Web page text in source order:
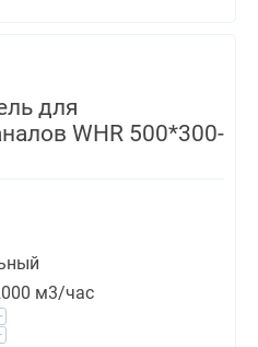
для
WHR 500*300-
м3/час